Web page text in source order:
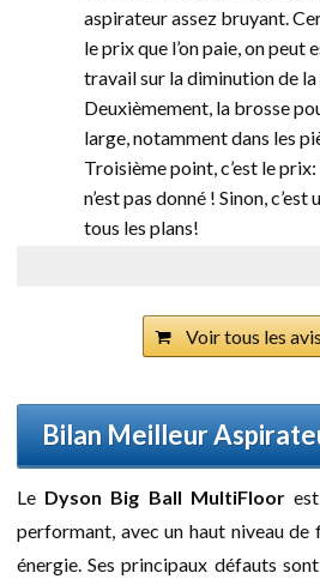
aspirateur assez bruyant.
le prix que l’on paie, on peut
travail sur la diminution de la
Deuxièmement, la brosse
large, notamment dans les
Troisième point, c’est le
n’est pas donné ! Sinon,
tous les plans!
Voir tous les
Bilan Meilleur
Le Dyson Big Ball MultiFloorest
performant, avec un haut niveau
énergie. Ses principaux défauts